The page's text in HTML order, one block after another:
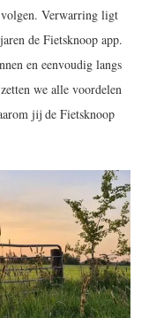
Verwarring ligt
de Fietsknoop app.
en eenvoudig langs
we alle voordelen
jij de Fietsknoop